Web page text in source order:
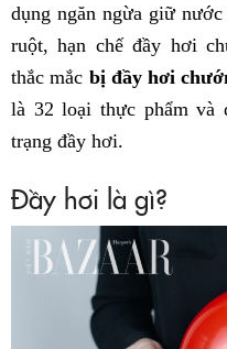
dụng ngăn ngừa giữ
ruột, hạn chế đầy hơi
thắc mắc bị đầy hơi
là 32 loại thực phẩm và
trạng đầy hơi.
Đầy hơi là gì?